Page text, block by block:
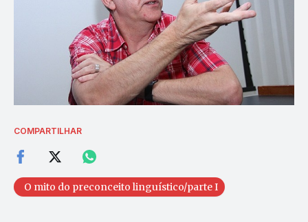
COMPARTILHAR
O mito do preconceito linguístico/parte I